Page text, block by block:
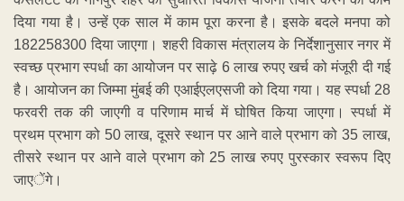
दिया गया है। उन्हें एक साल में काम पूरा करना है। इसके बदले मनपा को
182258300 दिया जाएगा। शहरी विकास मंत्रालय के निर्देशानुसार नगर में
स्वच्छ प्रभाग स्पर्धा का आयोजन पर साढ़े 6 लाख रुपए खर्च को मंजूरी दी गई
है। आयोजन का जिम्मा मुंबई की एआईएलएसजी को दिया गया। यह स्पर्धा 28
फरवरी तक की जाएगी व परिणाम मार्च में घोषित किया जाएगा। स्पर्धा में
प्रथम प्रभाग को 50 लाख, दूसरे स्थान पर आने वाले प्रभाग को 35 लाख,
तीसरे स्थान पर आने वाले प्रभाग को 25 लाख रुपए पुरस्कार स्वरूप दिए
जाएेंगे।